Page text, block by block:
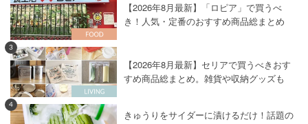
【2026年8月最新】「ロピア」で買うべ
き！人気・定番のおすすめ商品総まとめ
3
【2026年8月最新】セリアで買うべきおす
すめ商品総まとめ。雑貨や収納グッズも
4
きゅうりをサイダーに漬けるだけ！話題の